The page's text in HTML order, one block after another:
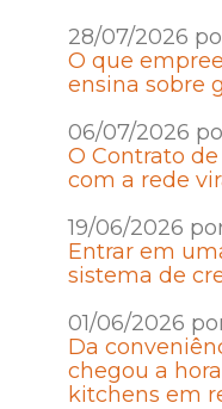
28/07/2026
O que
ensina sobre
06/07/2026
O Contrato
com a rede
19/06/2026
Entrar em
sistema de
01/06/2026
Da
chegou a
kitchens em